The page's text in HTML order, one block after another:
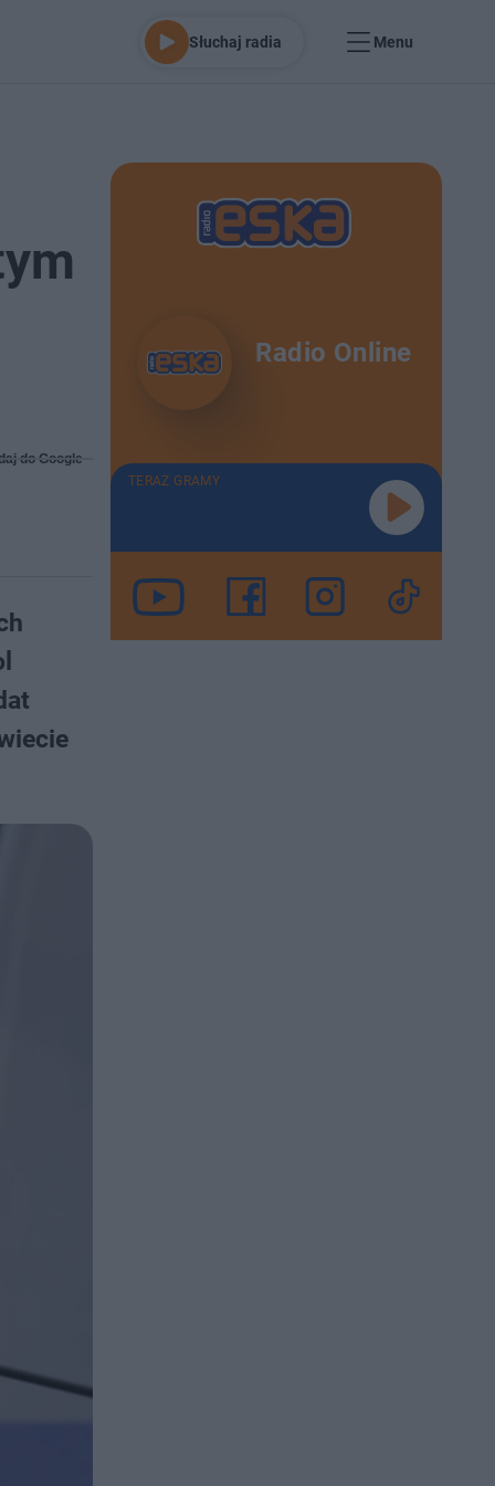
Słuchaj radia Menu
do Google
Radio Online
TERAZ GRAMY